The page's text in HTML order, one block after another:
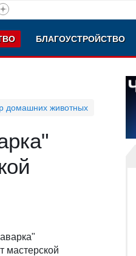
БЛАГОУСТРОЙСТВО
домашних животных
мастерской